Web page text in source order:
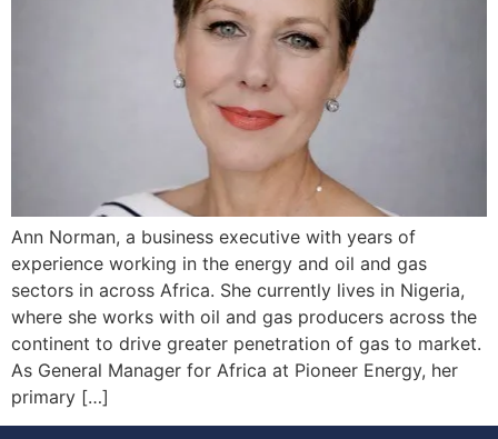
Ann Norman, a business executive with years of
experience working in the energy and oil and gas
sectors in across Africa. She currently lives in Nigeria,
where she works with oil and gas producers across the
continent to drive greater penetration of gas to market.
As General Manager for Africa at Pioneer Energy, her
primary […]